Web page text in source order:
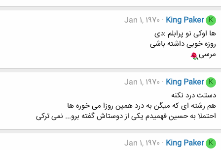
K
King Paker
Jan 1, 1970
ها اوکی نو پرابلم :دی
روزه خوبی داشته باشی
مرسی
K
King Paker
Jan 1, 1970
دستت درد نکنه
هم رشته ای که میگن به درد همین روزا می خوره ها
احتملا به حسین فهمیدم یکی از دوستاش گفته برو... نمی ترکی
K
King Paker
Jan 1, 1970